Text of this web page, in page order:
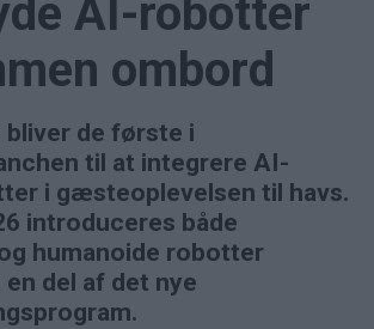
AI-robotter
ombord
bliver de første i
til at integrere AI-
i gæsteoplevelsen til havs.
introduceres både
humanoide robotter
del af det nye